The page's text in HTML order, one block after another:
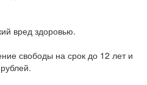
вред здоровью.
свободы на срок до 12 лет и